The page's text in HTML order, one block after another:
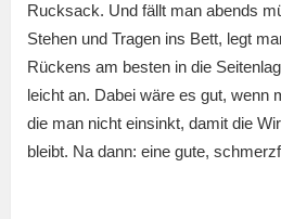
Rucksack. Und fällt man abends
Stehen und Tragen ins Bett, legt
Rückens am besten in die
leicht an. Dabei wäre es gut, wenn
die man nicht einsinkt, damit die
bleibt. Na dann: eine gute,